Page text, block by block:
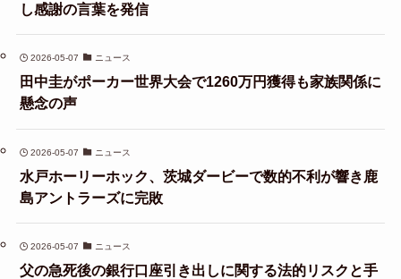
し感謝の言葉を発信
2026-05-07 ニュース
田中圭がポーカー世界大会で1260万円獲得も家族関係に
懸念の声
2026-05-07 ニュース
水戸ホーリーホック、茨城ダービーで数的不利が響き鹿
島アントラーズに完敗
2026-05-07 ニュース
父の急死後の銀行口座引き出しに関する法的リスクと手